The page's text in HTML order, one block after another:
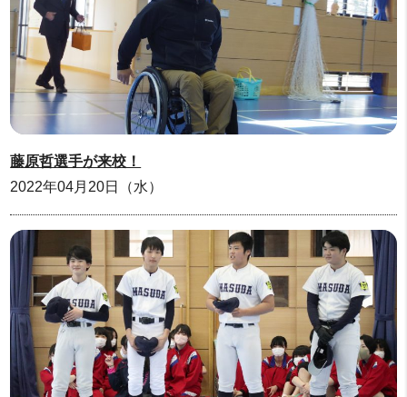
藤原哲選手が来校！
2022年04月20日（水）